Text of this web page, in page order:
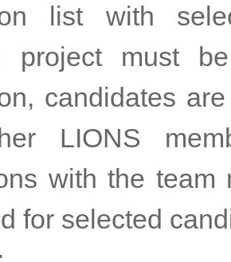
list with
project must
candidates
LIONS
with the team
for selected